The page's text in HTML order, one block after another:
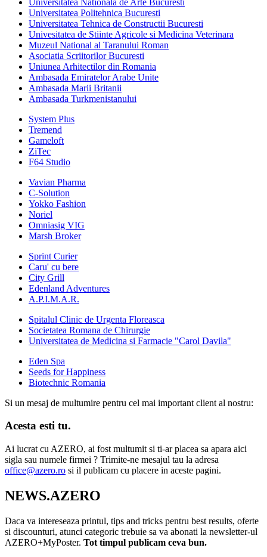
Universitatea Politehnica Bucuresti
Universitatea Tehnica de Constructii Bucuresti
Univesitatea de Stiinte Agricole si Medicina Veterinara
Muzeul National al Taranului Roman
Asociatia Scriitorilor Bucuresti
Uniunea Arhitectilor din Romania
Ambasada Emiratelor Arabe Unite
Ambasada Marii Britanii
Ambasada Turkmenistanului
System Plus
Tremend
Gameloft
ZiTec
F64 Studio
Vavian Pharma
C-Solution
Yokko Fashion
Noriel
Omniasig VIG
Marsh Broker
Sprint Curier
Caru' cu bere
City Grill
Edenland Adventures
A.P.I.M.A.R.
Spitalul Clinic de Urgenta Floreasca
Societatea Romana de Chirurgie
Universitatea de Medicina si Farmacie "Carol Davila"
Eden Spa
Seeds for Happiness
Biotechnic Romania
Si un mesaj de multumire pentru cel mai important client al nostru:
Acesta esti tu.
Ai lucrat cu AZERO, ai fost multumit si ti-ar placea sa apara aici
sigla sau numele firmei ? Trimite-ne mesajul tau la adresa
office@azero.ro si il publicam cu placere in aceste pagini.
NEWS.AZERO
Daca va intereseaza printul, tips and tricks pentru best results, oferte
si discounturi, atunci categoric trebuie sa va abonati la newsletter-ul
AZERO+MyPoster. Tot timpul publicam ceva bun.